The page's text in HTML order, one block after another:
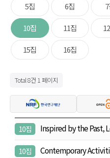
5집 6집
10집 11집
15집 16집
Total 8건 1 페이지
10집 Inspired by the Past,
10집